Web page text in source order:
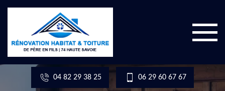
04 82 29 38 25 06 29 60 67 67